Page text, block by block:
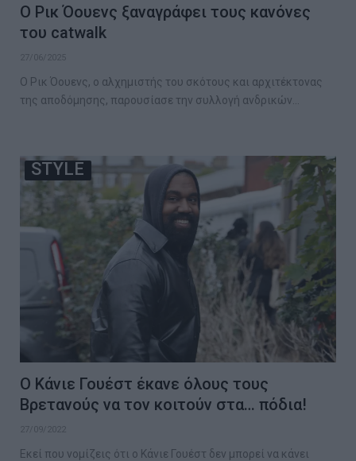
Ο Ρικ Όουενς ξαναγράφει τους κανόνες
του catwalk
27/06/2025
Ο Ρικ Όουενς, ο αλχημιστής του σκότους και αρχιτέκτονας
της αποδόμησης, παρουσίασε την συλλογή ανδρικών…
STYLE
Ο Κάνιε Γουέστ έκανε όλους τους
Βρετανούς να τον κοιτούν στα… πόδια!
27/09/2022
Εκεί που νομίζεις ότι ο Κάνιε Γουέστ δεν μπορεί να κάνει